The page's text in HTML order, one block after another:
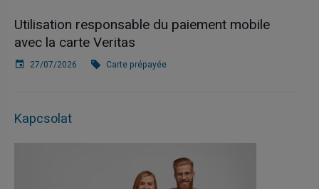
Utilisation responsable du paiement mobile
avec la carte Veritas
27/07/2026 Carte prépayée
Kapcsolat